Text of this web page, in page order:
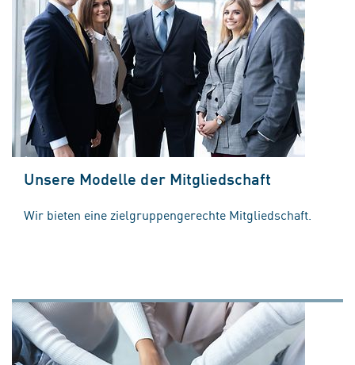
Unsere Modelle der Mitgliedschaft
Wir bieten eine zielgruppengerechte Mitgliedschaft.